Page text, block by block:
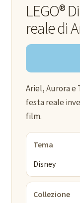
LEGO®
reale di
Ariel, Aurora e
festa reale
film.
Tema
Disney
Collezione